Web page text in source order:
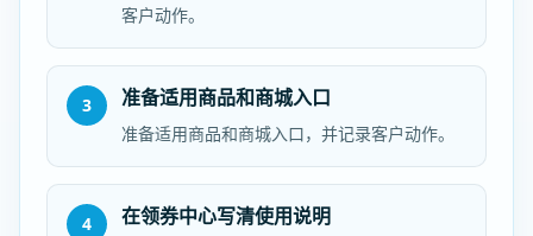
客户动作。
3 准备适用商品和商城入口
准备适用商品和商城入口，并记录客户动作。
4 在领券中心写清使用说明